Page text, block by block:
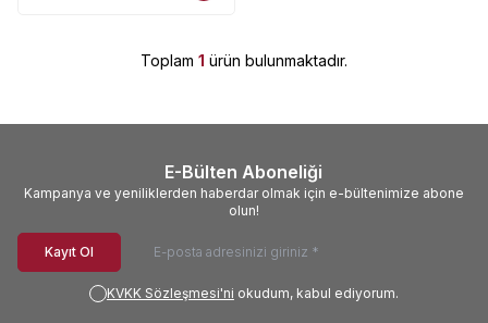
Toplam 1 ürün bulunmaktadır.
E-Bülten Aboneliği
Kampanya ve yeniliklerden haberdar olmak için e-bültenimize abone
olun!
Kayıt Ol
KVKK Sözleşmesi'ni okudum, kabul ediyorum.